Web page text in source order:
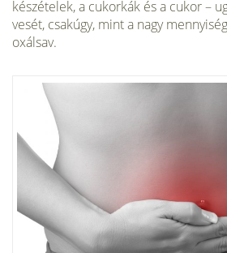
készételek, a cukorkák és a cukor –
vesét, csakúgy, mint a nagy
oxálsav.